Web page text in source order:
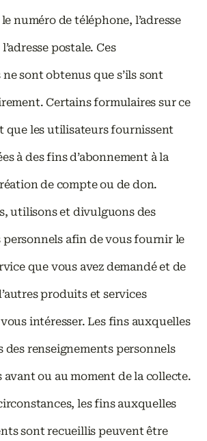
numéro de téléphone, l’adresse
postale. Ces
sont obtenus que s’ils sont
Certains formulaires sur ce
que les utilisateurs fournissent
à des fins d’abonnement à la
de compte ou de don.
utilisons et divulguons des
personnels afin de vous fournir le
que vous avez demandé et de
produits et services
intéresser. Les fins auxquelles
des renseignements personnels
avant ou au moment de la collecte.
les fins auxquelles
sont recueillis peuvent être